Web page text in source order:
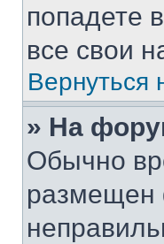
попадете
все свои
Вернуться
» На
Обычно
размещен